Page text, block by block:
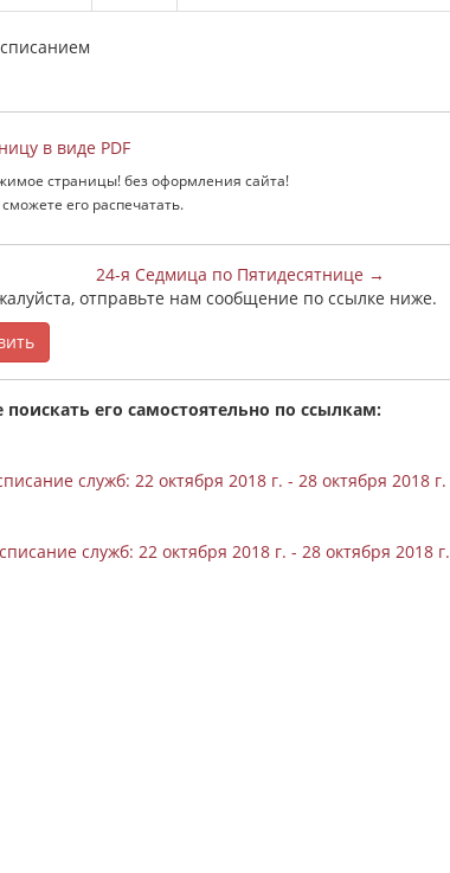
в виде PDF
страницы! без оформления сайта!
его распечатать.
24-я Седмица по Пятидесятнице →
отправьте нам сообщение по ссылке ниже.
его самостоятельно по ссылкам:
служб: 22 октября 2018 г. - 28 октября 2018 г.
служб: 22 октября 2018 г. - 28 октября 2018 г.